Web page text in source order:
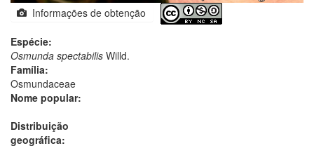
Informações de obtenção
Espécie:
Osmunda spectabilis Willd.
Família:
Osmundaceae
Nome popular:
Distribuição
geográfica: